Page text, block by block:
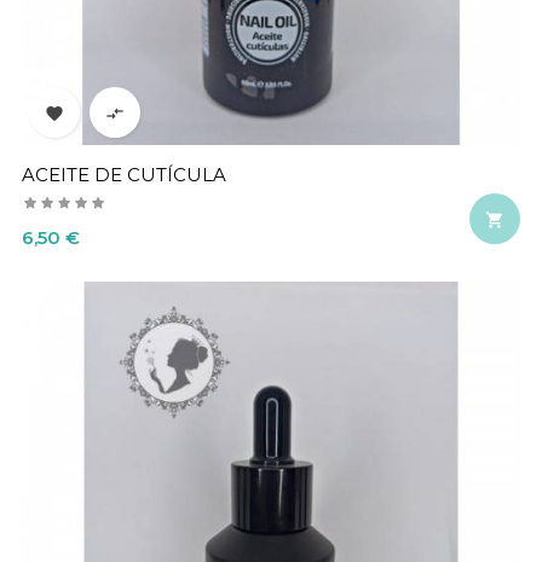
 
ACEITE DE CUTÍCULA
Precio
6,50 €
